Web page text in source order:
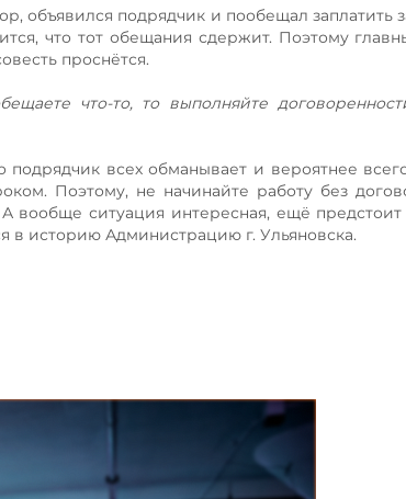
объявился подрядчик и пообещал заплатить
что тот обещания сдержит. Поэтому
проснётся.
что-то, то выполняйте
всех обманывает и вероятнее
Поэтому, не начинайте работу без
вообще ситуация интересная, ещё предстоит
историю Администрацию г. Ульяновска.